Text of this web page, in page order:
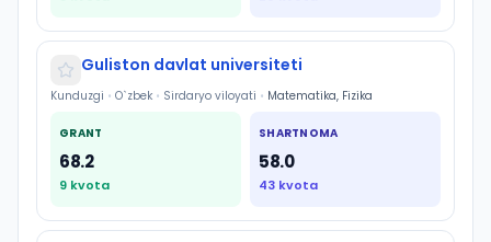
Guliston davlat universiteti
Kunduzgi • O`zbek • Sirdaryo viloyati • Matematika, Fizika
GRANT
68.2
9 kvota
SHARTNOMA
58.0
43 kvota